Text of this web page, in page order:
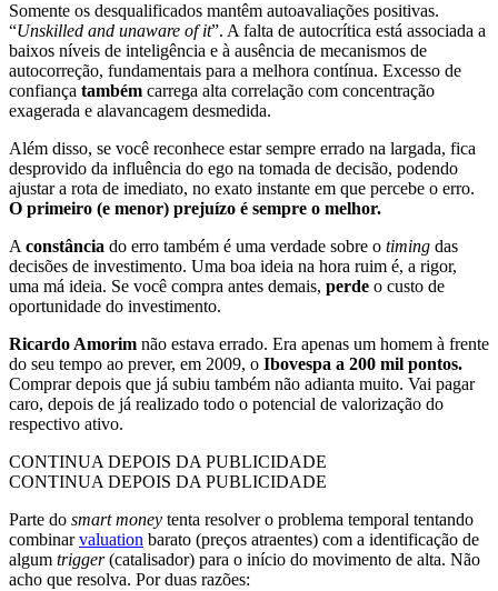
Somente os desqualificados mantêm autoavaliações positivas.
“Unskilled and unaware of it”. A falta de autocrítica está associada a
baixos níveis de inteligência e à ausência de mecanismos de
autocorreção, fundamentais para a melhora contínua. Excesso de
confiança também carrega alta correlação com concentração
exagerada e alavancagem desmedida.
Além disso, se você reconhece estar sempre errado na largada, fica
desprovido da influência do ego na tomada de decisão, podendo
ajustar a rota de imediato, no exato instante em que percebe o erro.
O primeiro (e menor) prejuízo é sempre o melhor.
A constância do erro também é uma verdade sobre o timing das
decisões de investimento. Uma boa ideia na hora ruim é, a rigor,
uma má ideia. Se você compra antes demais, perde o custo de
oportunidade do investimento.
Ricardo Amorim não estava errado. Era apenas um homem à frente
do seu tempo ao prever, em 2009, o Ibovespa a 200 mil pontos.
Comprar depois que já subiu também não adianta muito. Vai pagar
caro, depois de já realizado todo o potencial de valorização do
respectivo ativo.
CONTINUA DEPOIS DA PUBLICIDADE
CONTINUA DEPOIS DA PUBLICIDADE
Parte do smart money tenta resolver o problema temporal tentando
combinarvaluation barato (preços atraentes) com a identificação de
algum trigger(catalisador) para o início do movimento de alta. Não
acho que resolva. Por duas razões: